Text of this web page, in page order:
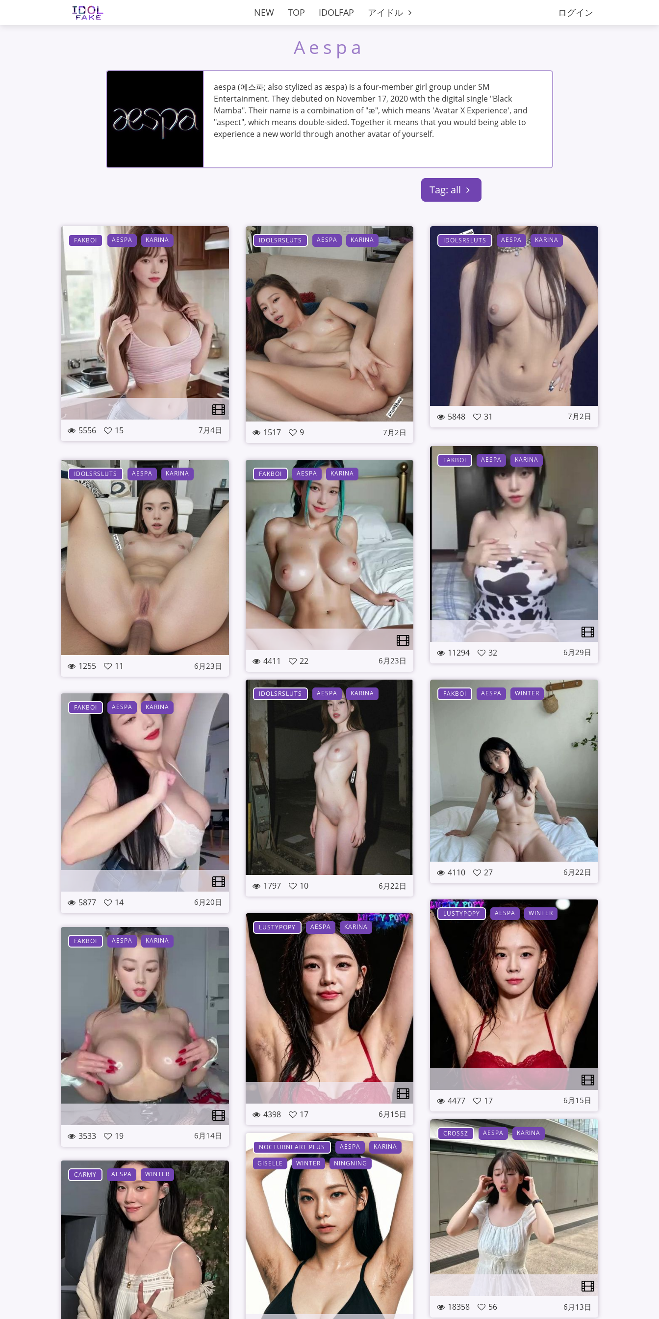
ログイン
NEW TOP IDOLFAP アイドル
Aespa
aespa (에스파; also stylized as æspa) is a four-member girl group under SM
Entertainment. They debuted on November 17, 2020 with the digital single "Black
Mamba". Their name is a combination of "æ", which means 'Avatar X Experience', and
"aspect", which means double-sided. Together it means that you would being able to
experience a new world through another avatar of yourself.
Tag: all
FAKBOI AESPA KARINA
5556 15 7月4日
IDOLSRSLUTS AESPA KARINA
1517 9 7月2日
IDOLSRSLUTS AESPA KARINA
5848 31 7月2日
FAKBOI AESPA KARINA
11294 32 6月29日
IDOLSRSLUTS AESPA KARINA
1255 11 6月23日
FAKBOI AESPA KARINA
4411 22 6月23日
IDOLSRSLUTS AESPA KARINA
1797 10 6月22日
FAKBOI AESPA WINTER
4110 27 6月22日
FAKBOI AESPA KARINA
5877 14 6月20日
LUSTYPOPY AESPA WINTER
4477 17 6月15日
LUSTYPOPY AESPA KARINA
4398 17 6月15日
FAKBOI AESPA KARINA
3533 19 6月14日 CROSSZ AESPA KARINA
18358 56 6月13日
NOCTURNEART PLUS AESPA
KARINA
GISELLE
WINTER NINGNING
CARMY AESPA WINTER